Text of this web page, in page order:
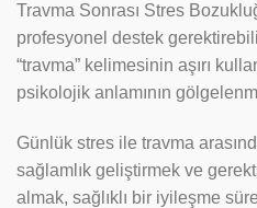
Travma Sonrası Stres
profesyonel destek
“travma” kelimesinin aşırı
psikolojik anlamının
Günlük stres ile travma
sağlamlık geliştirmek ve
almak, sağlıklı bir iyileşme